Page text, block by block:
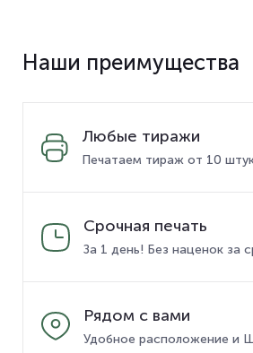
Наши преимущества
Любые тиражи
Печатаем тираж от 10
Срочная печать
За 1 день! Без наценок за
Рядом с вами
Удобное расположение и